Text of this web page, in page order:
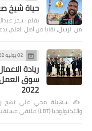
حياة شيخ
بقلم :سحر
من الرسل، بقايا من أهل العلم،
02 يونيو 2022
ريادة
سوق العمل
2022
والتكنولوجيا (LBT) ملتقى مستقبل سوق العمل (ملت…